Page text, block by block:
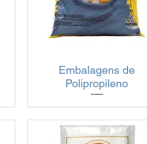
Visualização rápida
Embalagens de
Polipropileno